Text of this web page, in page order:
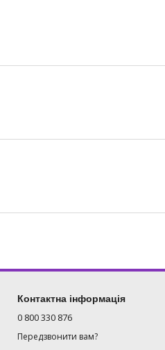
Контактна інформація
0 800 330 876
Передзвонити вам?